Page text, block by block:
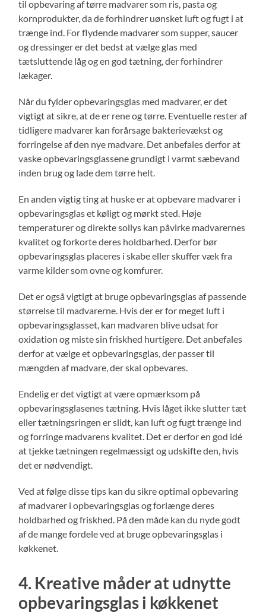
til opbevaring af tørre madvarer som ris, pasta og
kornprodukter, da de forhindrer uønsket luft og fugt i at
trænge ind. For flydende madvarer som supper, saucer
og dressinger er det bedst at vælge glas med
tætsluttende låg og en god tætning, der forhindrer
lækager.
Når du fylder opbevaringsglas med madvarer, er det
vigtigt at sikre, at de er rene og tørre. Eventuelle rester af
tidligere madvarer kan forårsage bakterievækst og
forringelse af den nye madvare. Det anbefales derfor at
vaske opbevaringsglassene grundigt i varmt sæbevand
inden brug og lade dem tørre helt.
En anden vigtig ting at huske er at opbevare madvarer i
opbevaringsglas et køligt og mørkt sted. Høje
temperaturer og direkte sollys kan påvirke madvarernes
kvalitet og forkorte deres holdbarhed. Derfor bør
opbevaringsglas placeres i skabe eller skuffer væk fra
varme kilder som ovne og komfurer.
Det er også vigtigt at bruge opbevaringsglas af passende
størrelse til madvarerne. Hvis der er for meget luft i
opbevaringsglasset, kan madvaren blive udsat for
oxidation og miste sin friskhed hurtigere. Det anbefales
derfor at vælge et opbevaringsglas, der passer til
mængden af madvare, der skal opbevares.
Endelig er det vigtigt at være opmærksom på
opbevaringsglasenes tætning. Hvis låget ikke slutter tæt
eller tætningsringen er slidt, kan luft og fugt trænge ind
og forringe madvarens kvalitet. Det er derfor en god idé
at tjekke tætningen regelmæssigt og udskifte den, hvis
det er nødvendigt.
Ved at følge disse tips kan du sikre optimal opbevaring
af madvarer i opbevaringsglas og forlænge deres
holdbarhed og friskhed. På den måde kan du nyde godt
af de mange fordele ved at bruge opbevaringsglas i
køkkenet.
4. Kreative måder at udnytte
opbevaringsglas i køkkenet